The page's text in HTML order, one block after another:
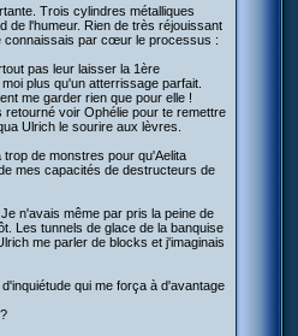
Trois cylindres métalliques
de l'humeur. Rien de très réjouissant
connaissais par cœur le processus :
pas leur laisser la 1ère
plus qu'un atterrissage parfait.
me garder rien que pour elle !
retourné voir Ophélie pour te remettre
Ulrich le sourire aux lèvres.
de monstres pour qu'Aelita
mes capacités de destructeurs de
n'avais même par pris la peine de
Les tunnels de glace de la banquise
me parler de blocks et j'imaginais
qui me força à d'avantage